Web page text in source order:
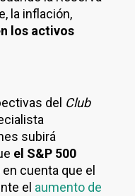
la inflación,
los activos
del Club
subirá
el S&P 500
cuenta que el
el aumento de